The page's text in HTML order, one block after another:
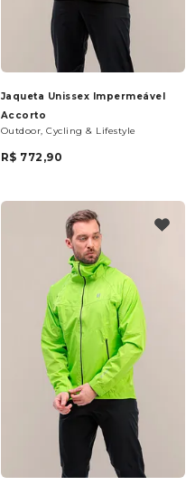
Jaqueta Unissex Impermeável
Accorto
Outdoor, Cycling & Lifestyle
R$ 772,90